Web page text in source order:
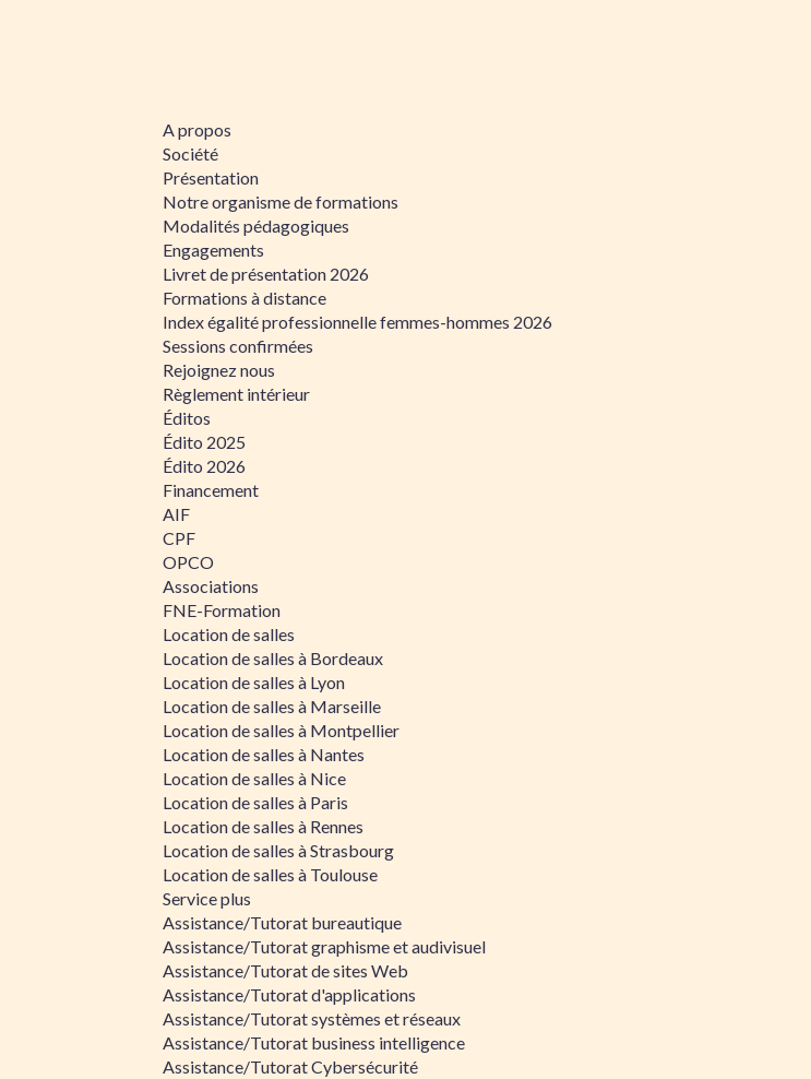
A propos
Société
Présentation
Notre organisme de formations
Modalités pédagogiques
Engagements
Livret de présentation 2026
Formations à distance
Index égalité professionnelle femmes-hommes 2026
Sessions confirmées
Rejoignez nous
Règlement intérieur
Éditos
Édito 2025
Édito 2026
Financement
AIF
CPF
OPCO
Associations
FNE-Formation
Location de salles
Location de salles à Bordeaux
Location de salles à Lyon
Location de salles à Marseille
Location de salles à Montpellier
Location de salles à Nantes
Location de salles à Nice
Location de salles à Paris
Location de salles à Rennes
Location de salles à Strasbourg
Location de salles à Toulouse
Service plus
Assistance/Tutorat bureautique
Assistance/Tutorat graphisme et audivisuel
Assistance/Tutorat de sites Web
Assistance/Tutorat d'applications
Assistance/Tutorat systèmes et réseaux
Assistance/Tutorat business intelligence
Assistance/Tutorat Cybersécurité